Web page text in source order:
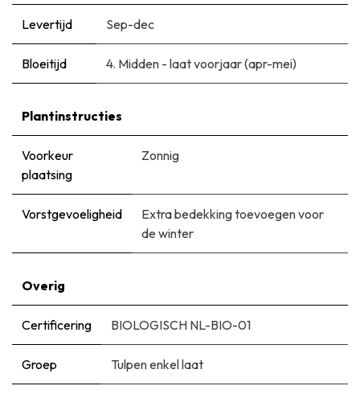
Levertijd Sep-dec
Bloeitijd ​4. Midden - laat voorjaar (apr-mei)
Plantinstructies
Voorkeur
plaatsing
Zonnig
Vorstgevoeligheid
Extra bedekking toevoegen voor
de winter
Overig
Certificering BIOLOGISCH NL-BIO-01
Groep Tulpen enkel laat